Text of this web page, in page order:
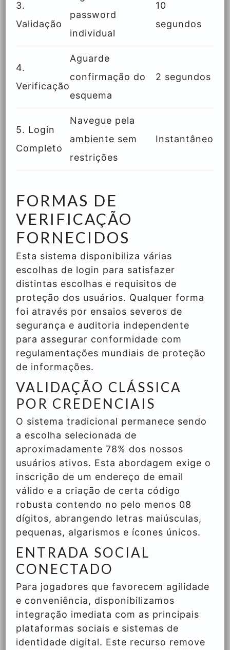
3.
Validação
password
individual
10
segundos
4.
Verificação
Aguarde
confirmação do
esquema
2 segundos
5. Login
Completo
Navegue pela
ambiente sem
restrições
Instantâneo
FORMAS DE
VERIFICAÇÃO
FORNECIDOS
Esta sistema disponibiliza várias
escolhas de login para satisfazer
distintas escolhas e requisitos de
proteção dos usuários. Qualquer forma
foi através por ensaios severos de
segurança e auditoria independente
para assegurar conformidade com
regulamentações mundiais de proteção
de informações.
VALIDAÇÃO CLÁSSICA
POR CREDENCIAIS
O sistema tradicional permanece sendo
a escolha selecionada de
aproximadamente 78% dos nossos
usuários ativos. Esta abordagem exige o
inscrição de um endereço de email
válido e a criação de certa código
robusta contendo no pelo menos 08
dígitos, abrangendo letras maiúsculas,
pequenas, algarismos e ícones únicos.
ENTRADA SOCIAL
CONECTADO
Para jogadores que favorecem agilidade
e conveniência, disponibilizamos
integração imediata com as principais
plataformas sociais e sistemas de
identidade digital. Este recurso remove